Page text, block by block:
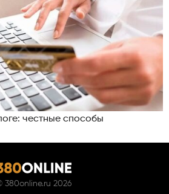
честные способы
380online.ru 2026